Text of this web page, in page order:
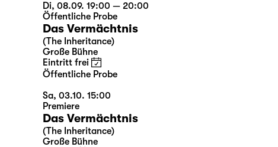
Di, 08.09. 19:00 — 20:00
Öffentliche Probe
Das Vermächtnis
(The Inheritance)
Große Bühne
Eintritt frei
Öffentliche Probe
Sa, 03.10. 15:00
Premiere
Das Vermächtnis
(The Inheritance)
Große Bühne